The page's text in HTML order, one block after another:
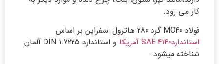
کار می رود.
فولاد MO40 گرد 280 هاترول اسفراین بر اساس
استاندارد4140 SAE آمریکا
و استاندارد DIN 1.7225 آلمان
شناخته میشود .